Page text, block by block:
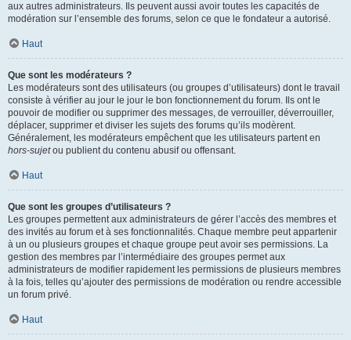
aux autres administrateurs. Ils peuvent aussi avoir toutes les capacités de
modération sur l’ensemble des forums, selon ce que le fondateur a autorisé.
Haut
Que sont les modérateurs ?
Les modérateurs sont des utilisateurs (ou groupes d’utilisateurs) dont le travail
consiste à vérifier au jour le jour le bon fonctionnement du forum. Ils ont le
pouvoir de modifier ou supprimer des messages, de verrouiller, déverrouiller,
déplacer, supprimer et diviser les sujets des forums qu’ils modèrent.
Généralement, les modérateurs empêchent que les utilisateurs partent en
hors-sujetou publient du contenu abusif ou offensant.
Haut
Que sont les groupes d’utilisateurs ?
Les groupes permettent aux administrateurs de gérer l’accès des membres et
des invités au forum et à ses fonctionnalités. Chaque membre peut appartenir
à un ou plusieurs groupes et chaque groupe peut avoir ses permissions. La
gestion des membres par l’intermédiaire des groupes permet aux
administrateurs de modifier rapidement les permissions de plusieurs membres
à la fois, telles qu’ajouter des permissions de modération ou rendre accessible
un forum privé.
Haut